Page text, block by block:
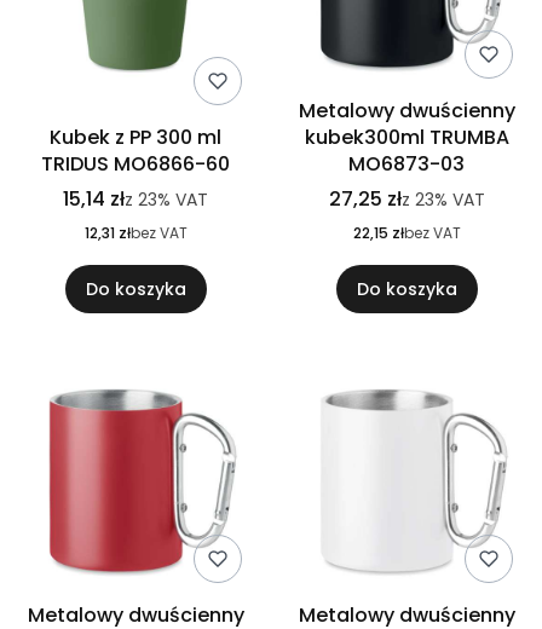
Kubek z PP 300 ml
TRIDUS MO6866-60
15,14 złz 23% VAT
12,31 złbez VAT
Do koszyka
Metalowy dwuścienny
kubek300ml TRUMBA
MO6873-03
27,25 złz 23% VAT
22,15 złbez VAT
Do koszyka
Metalowy dwuścienny
Metalowy dwuścienny